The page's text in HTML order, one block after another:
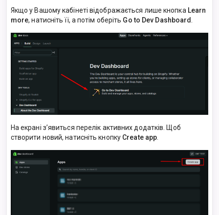
Якщо у Вашому кабінеті відображається лише кнопка Learn
more, натисніть її, а потім оберіть Go to Dev Dashboard
На екрані з’явиться перелік активних додатків. Щоб
створити новий, натисніть кнопку Create app